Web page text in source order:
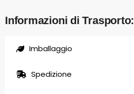
Informazioni di Trasporto:
Imballaggio
Spedizione